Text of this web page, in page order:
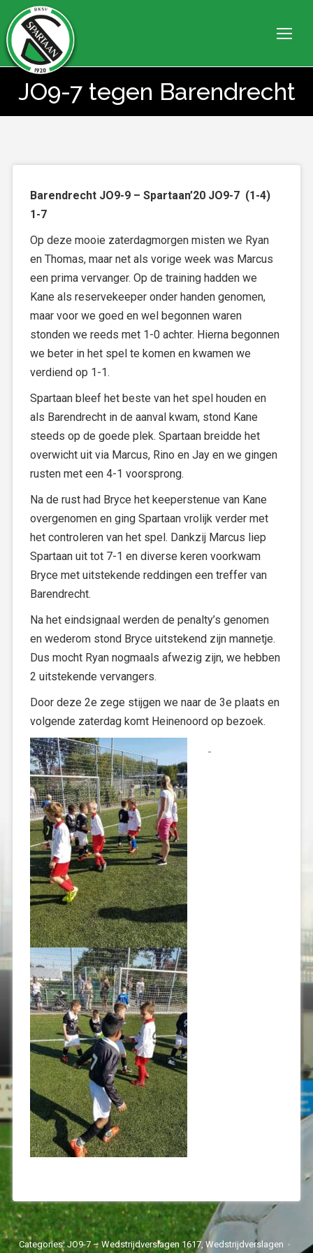
JO9-7 tegen Barendrecht
Je bent hier:
Barendrecht JO9-9 – Spartaan’20 JO9-7 (1-4)
1-7
Op deze mooie zaterdagmorgen misten we Ryan
en Thomas, maar net als vorige week was Marcus
een prima vervanger. Op de training hadden we
Kane als reservekeeper onder handen genomen,
maar voor we goed en wel begonnen waren
stonden we reeds met 1-0 achter. Hierna begonnen
we beter in het spel te komen en kwamen we
verdiend op 1-1.
Spartaan bleef het beste van het spel houden en
als Barendrecht in de aanval kwam, stond Kane
steeds op de goede plek. Spartaan breidde het
overwicht uit via Marcus, Rino en Jay en we gingen
rusten met een 4-1 voorsprong.
Na de rust had Bryce het keeperstenue van Kane
overgenomen en ging Spartaan vrolijk verder met
het controleren van het spel. Dankzij Marcus liep
Spartaan uit tot 7-1 en diverse keren voorkwam
Bryce met uitstekende reddingen een treffer van
Barendrecht.
Na het eindsignaal werden de penalty’s genomen
en wederom stond Bryce uitstekend zijn mannetje.
Dus mocht Ryan nogmaals afwezig zijn, we hebben
2 uitstekende vervangers.
Door deze 2e zege stijgen we naar de 3e plaats en
volgende zaterdag komt Heinenoord op bezoek.
Categories:JO9-7 – Wedstrijdverslagen 1617, Wedstrijdverslagen